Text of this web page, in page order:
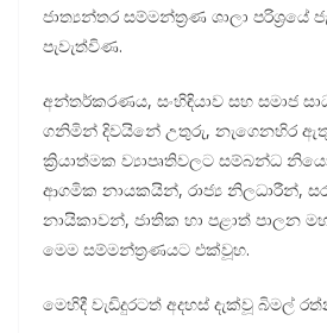
ජාත්‍යන්තර සම්මන්ත්‍රණ ශාලා පරිශ්‍රයේ
පැවැත්විණ.
අන්තර්කරණය, සංහිඳියාව සහ සමාජ
ගනිමින් දිවයිනේ උතුරු, නැගෙනහිර
ක්‍රියාත්මක ව්‍යාපෘතිවලට සම්බන්ධ
ආගමික නායකයින්, රාජ්‍ය නිලධාරීන්,
නායිකාවන්, ජාතික හා පළාත් පාලන
මෙම සම්මන්ත්‍රණයට එක්වූහ.
මෙහිදී වැඩිදුරටත් අදහස් දැක්වූ බිමල්